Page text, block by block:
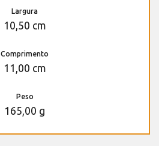
Largura
10,50 cm
Comprimento
11,00 cm
Peso
165,00 g